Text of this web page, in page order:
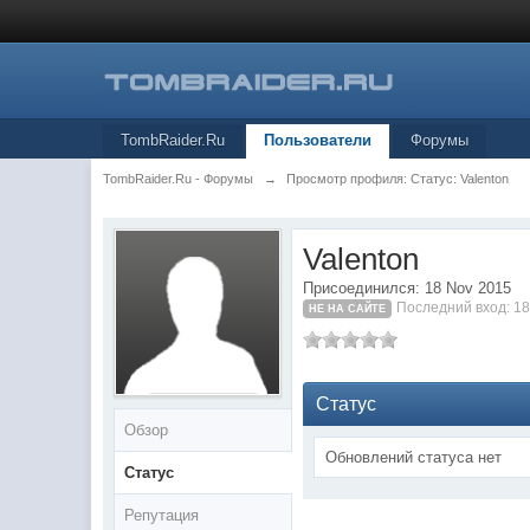
TombRaider.Ru Пользователи Форумы
TombRaider.Ru - Форумы → Просмотр профиля: Статус: Valenton
Обзор
Статус
Репутация
Valenton
Присоединился: 18 Nov 2015
НЕ НА САЙТЕ Последний вход:
Статус
Обновлений статуса нет